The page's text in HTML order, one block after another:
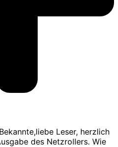
Leser, herzlich
des Netzrollers. Wie